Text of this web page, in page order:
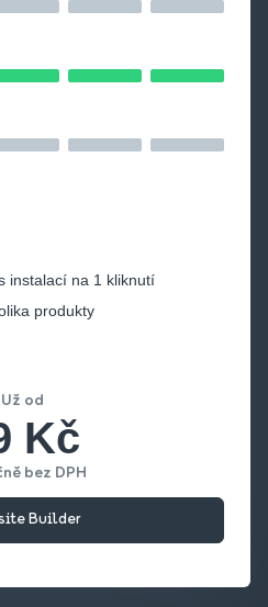
instalací na 1 kliknutí
produkty
Už od
Kč
bez DPH
Builder